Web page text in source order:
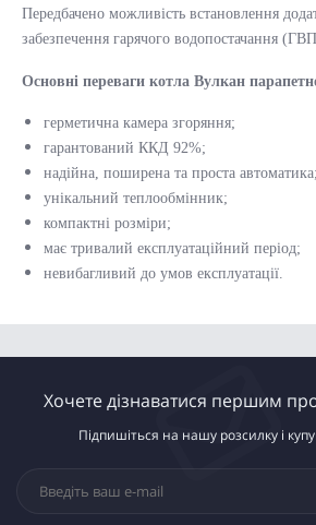
Передбачено можливість встановлення
забезпечення гарячого водопостачання
Основні переваги котла Вулкан
герметична камера згоряння;
гарантований ККД 92%;
надійна, поширена та проста автоматика;
унікальний теплообмінник;
компактні розміри;
має тривалий експлуатаційний період;
невибагливий до умов експлуатації.
Хочете дізнаватися першим про
Підпишіться на нашу розсилку і